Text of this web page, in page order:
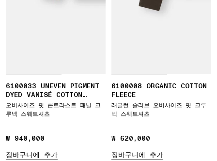
6100033 UNEVEN PIGMENT
DYED VANISÉ COTTON
JERSEY
오버사이즈 핏 콘트라스트 패널 크
루넥 스웨트셔츠
₩ 940,000
₩ 940,000
장바구니에 추가
6100008 ORGANIC COTTON
FLEECE
래글런 슬리브 오버사이즈 핏 크루
넥 스웨트셔츠
₩ 620,000
₩ 620,000
장바구니에 추가